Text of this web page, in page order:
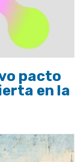
pacto
en la